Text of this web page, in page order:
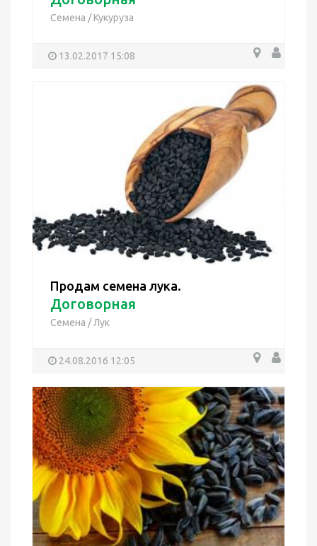
Семена /Кукуруза
13.02.2017 15:08
Продам семена лука.
Договорная
Семена /Лук
24.08.2016 12:05